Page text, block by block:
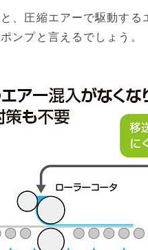
、圧縮エアーで駆動す
ンプと言えるでしょう。